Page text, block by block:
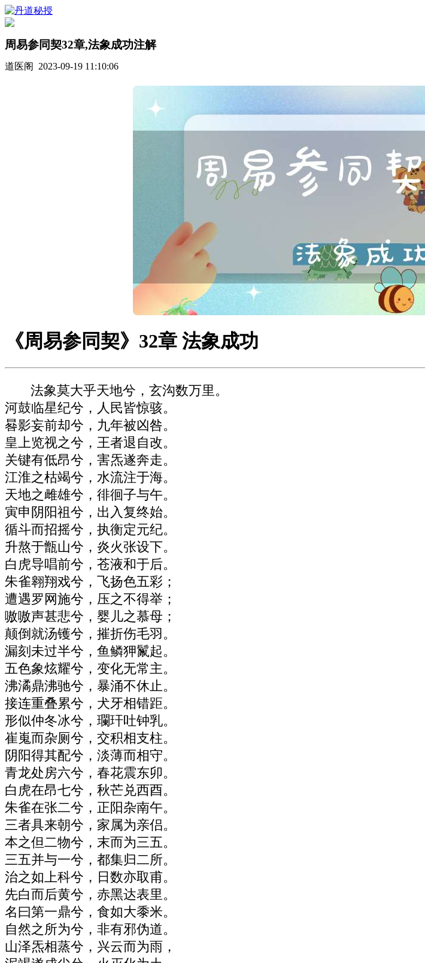
周易参同契32章,法象成功注解
道医阁 2023-09-19 11:10:06
《周易参同契》32章 法象成功
法象莫大乎天地兮，玄沟数万里。
河鼓临星纪兮，人民皆惊骇。
晷影妄前却兮，九年被凶咎。
皇上览视之兮，王者退自改。
关键有低昂兮，害炁遂奔走。
江淮之枯竭兮，水流注于海。
天地之雌雄兮，徘徊子与午。
寅申阴阳祖兮，出入复终始。
循斗而招摇兮，执衡定元纪。
升熬于甑山兮，炎火张设下。
白虎导唱前兮，苍液和于后。
朱雀翱翔戏兮，飞扬色五彩；
遭遇罗网施兮，压之不得举；
嗷嗷声甚悲兮，婴儿之慕母；
颠倒就汤镬兮，摧折伤毛羽。
漏刻未过半兮，鱼鳞狎鬣起。
五色象炫耀兮，变化无常主。
沸潏鼎沸驰兮，暴涌不休止。
接连重叠累兮，犬牙相错距。
形似仲冬冰兮，瓓玕吐钟乳。
崔嵬而杂厕兮，交积相支柱。
阴阳得其配兮，淡薄而相守。
青龙处房六兮，春花震东卯。
白虎在昂七兮，秋芒兑西酉。
朱雀在张二兮，正阳杂南午。
三者具来朝兮，家属为亲侣。
本之但二物兮，末而为三五。
三五并与一兮，都集归二所。
治之如上科兮，日数亦取甫。
先白而后黄兮，赤黑达表里。
名曰第一鼎兮，食如大黍米。
自然之所为兮，非有邪伪道。
山泽炁相蒸兮，兴云而为雨，